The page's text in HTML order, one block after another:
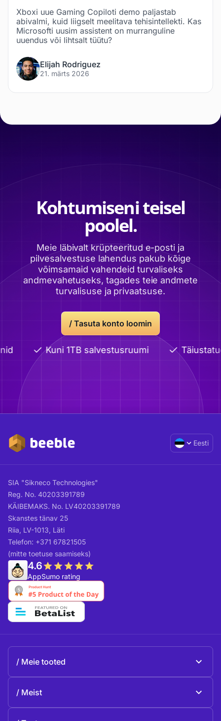
Xboxi uue Gaming Copiloti demo paljastab
abivalmi, kuid liigselt meelitava tehisintellekti. Kas
Microsofti uusim assistent on murranguline
uuendus või lihtsalt tüütu?
Elijah Rodriguez
21. märts 2026
Kohtumiseni teisel
poolel.
Meie läbivalt krüpteeritud e-posti ja
pilvesalvestuse lahendus pakub kõige
võimsamaid vahendeid turvaliseks
andmevahetuseks, tagades teie andmete
turvalisuse ja privaatsuse.
/ Tasuta konto loomin
Kuni 1TB salvestusruumi
Eesti
SIA "Sikneco Technologies"
Reg. No. 40203391789
KÄIBEMAKS. No. LV40203391789
Skanstes tänav 25
Riia, LV-1013, Läti
Telefon: +371 67821505
(mitte toetuse saamiseks)
4.6
AppSumo rating
Meie tooted
Meist